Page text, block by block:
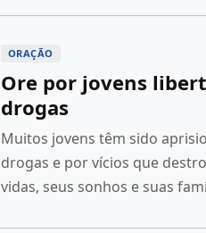
ORAÇÃO
Ore por jovens
drogas
Muitos jovens têm sido
drogas e por vícios que
vidas, seus sonhos e suas